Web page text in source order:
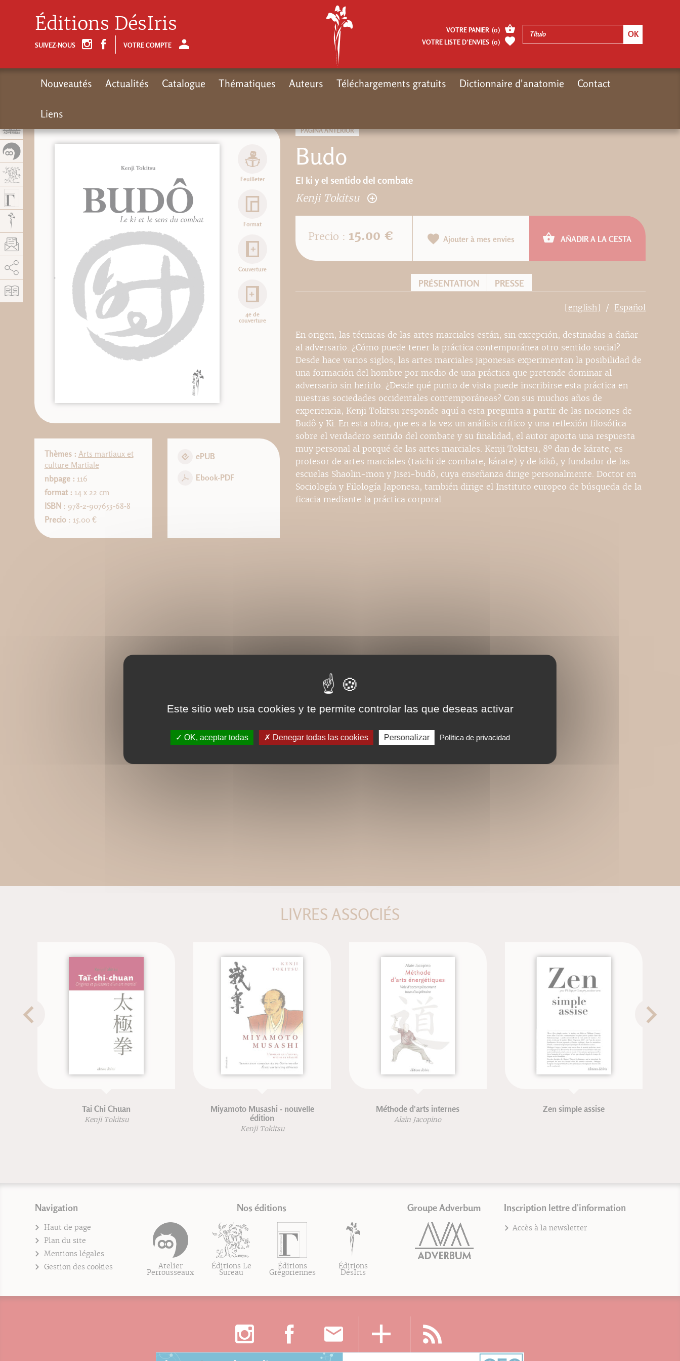
PÁGINA ANTERIOR
Budo
El ki y el sentido del combate
Kenji Tokitsu
Feuilleter
Format
Couverture
4e de
couverture
Thèmes : Arts martiaux et
culture Martiale
nbpage : 116
format : 14 x 22 cm
ISBN : 978-2-907653-68-8
Precio: 15.00 €
ePUB
Ebook-PDF
Precio : 15.00 € Ajouter à mes envies AÑADIR A LA CESTA
PRÉSENTATION PRESSE
[english] Español
En origen, las técnicas de las artes marciales están, sin excepción, destinadas a dañar
al adversario. ¿Cómo puede tener la práctica contemporánea otro sentido social?
Desde hace varios siglos, las artes marciales japonesas experimentan la posibilidad de
una formación del hombre por medio de una práctica que pretende dominar al
adversario sin herirlo. ¿Desde qué punto de vista puede inscribirse esta práctica en
nuestras sociedades occidentales contemporáneas? Con sus muchos años de
experiencia, Kenji Tokitsu responde aquí a esta pregunta a partir de las nociones de
Budô y Ki. En esta obra, que es a la vez un análisis crítico y una reflexión filosófica
sobre el verdadero sentido del combate y su finalidad, el autor aporta una respuesta
muy personal al porqué de las artes marciales. Kenji Tokitsu, 8º dan de kárate, es
profesor de artes marciales (taichi de combate, kárate) y de kikô, y fundador de las
escuelas Shaolin-mon y Jisei-budô, cuya enseñanza dirige personalmente. Doctor en
Sociología y Filología Japonesa, también dirige el Instituto europeo de búsqueda de la
ficacia mediante la práctica corporal.
LIVRES ASSOCIÉS
Tai Chi Chuan
Kenji Tokitsu
Miyamoto Musashi - nouvelle
édition
Kenji Tokitsu
Méthode d'arts internes
Alain Jacopino
Zen simple assise
Navigation
Haut de page
Plan du site
Mentions légales
Gestion des cookies
Nos éditions
Atelier
Perrousseaux
Éditions Le
Sureau
Éditions
Grégoriennes
Éditions
DésIris
Groupe Adverbum Inscription lettre d'information
Accès à la newsletter
Éditions DésIris
SUIVEZ-NOUS VOTRE COMPTE
VOTRE PANIER (0)
VOTRE LISTE D’ENVIES (0)
Nouveautés Actualités Catalogue Thématiques Auteurs Téléchargements gratuits Dictionnaire d'anatomie Contact
Liens
AddThis está deshabilitado. Permitir
Este sitio web usa cookies y te permite controlar las que deseas activar
OK, aceptar todas Denegar todas las cookies Personalizar Política de privacidad